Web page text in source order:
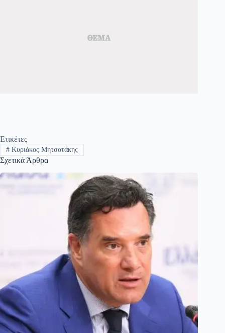
Ετικέτες
#Κυριάκος Μητσοτάκης
Σχετικά Άρθρα